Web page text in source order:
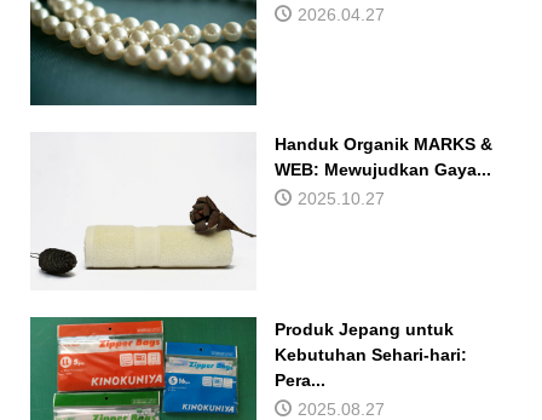
2026.04.27
Handuk Organik MARKS &
WEB: Mewujudkan Gaya...
2025.10.27
Produk Jepang untuk
Kebutuhan Sehari-hari:
Pera...
2025.08.27